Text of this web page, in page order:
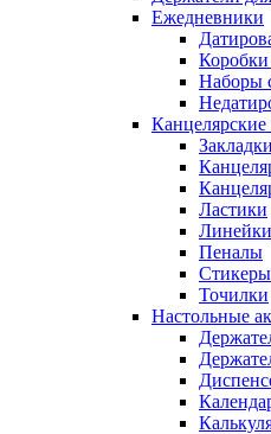
Ежедневники
Коробки
Наборы
Закладки
Ластики
Линейки
Пеналы
Стикеры
Точилки
Настольные